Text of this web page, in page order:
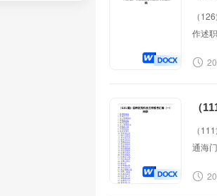
（
作述
（
（
通海
淳区